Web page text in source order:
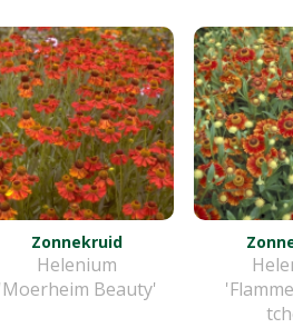
Zonnekruid
Helenium
'Moerheim Beauty'